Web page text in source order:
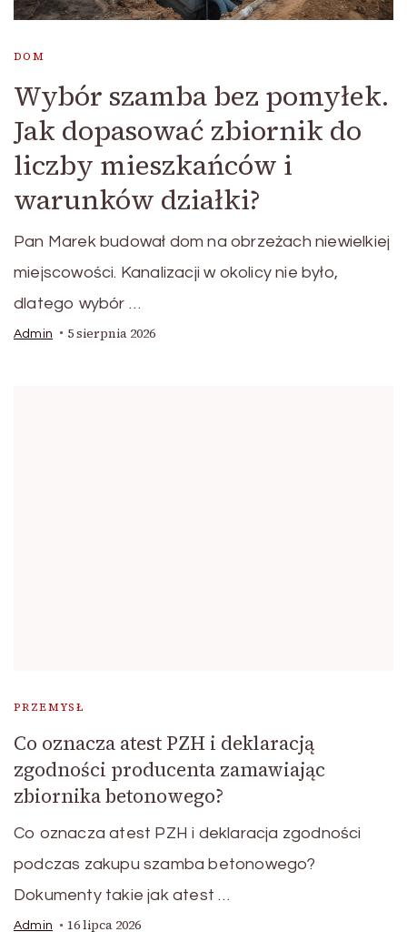
DOM
Wybór szamba bez pomyłek.
Jak dopasować zbiornik do
liczby mieszkańców i
warunków działki?
Pan Marek budował dom na obrzeżach niewielkiej
miejscowości. Kanalizacji w okolicy nie było,
dlatego wybór …
Admin 5 sierpnia 2026
PRZEMYSŁ
Co oznacza atest PZH i deklaracją
zgodności producenta zamawiając
zbiornika betonowego?
Co oznacza atest PZH i deklaracja zgodności
podczas zakupu szamba betonowego?
Dokumenty takie jak atest …
Admin 16 lipca 2026